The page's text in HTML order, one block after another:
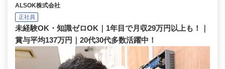
ALSOK株式会社
正社員
未経験OK・知識ゼロOK｜1年目で月収29万円以上も！｜
賞与平均137万円｜20代30代多数活躍中！